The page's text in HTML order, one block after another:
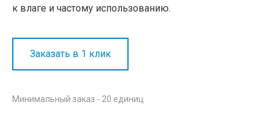
к влаге и частому использованию.
Заказать в 1 клик
Минимальный заказ - 20 единиц